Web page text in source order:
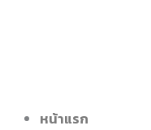
หน้าแรก